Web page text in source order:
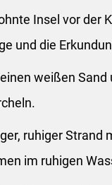
Insel vor der
und die
weißen
ruhiger Strand
im ruhigen